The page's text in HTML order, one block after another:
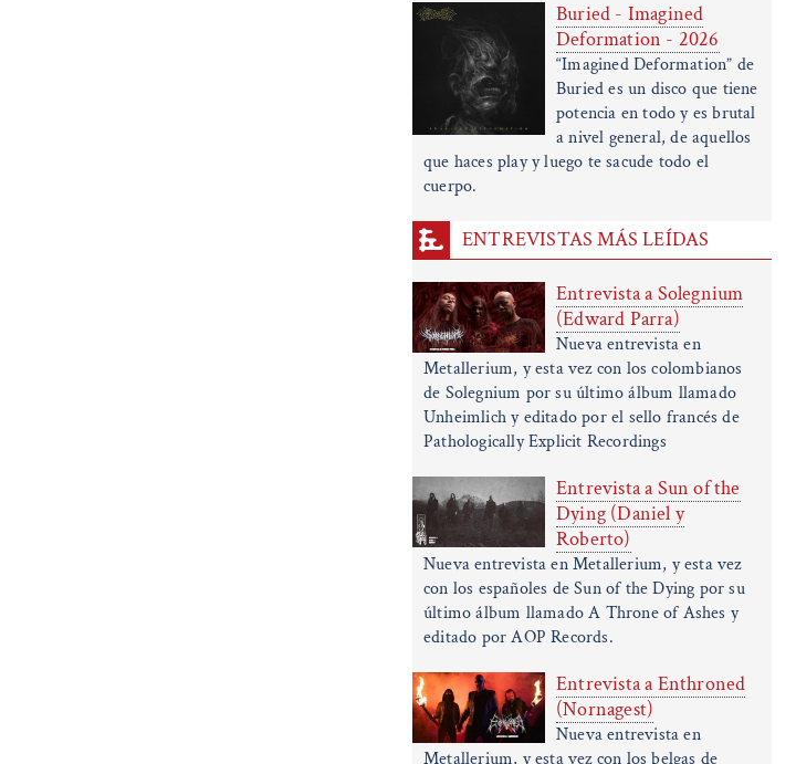
Buried - Imagined
Deformation - 2026
“Imagined Deformation” de
Buried es un disco que tiene
potencia en todo y es brutal
a nivel general, de aquellos
que haces play y luego te sacude todo el
cuerpo.
ENTREVISTAS MÁS LEÍDAS
Entrevista a Solegnium
(Edward Parra)
Nueva entrevista en
Metallerium, y esta vez con los colombianos
de Solegnium por su último álbum llamado
Unheimlich y editado por el sello francés de
Pathologically Explicit Recordings
Entrevista a Sun of the
Dying (Daniel y
Roberto)
Nueva entrevista en Metallerium, y esta vez
con los españoles de Sun of the Dying por su
último álbum llamado A Throne of Ashes y
editado por AOP Records.
Entrevista a Enthroned
(Nornagest)
Nueva entrevista en
Metallerium, y esta vez con los belgas de